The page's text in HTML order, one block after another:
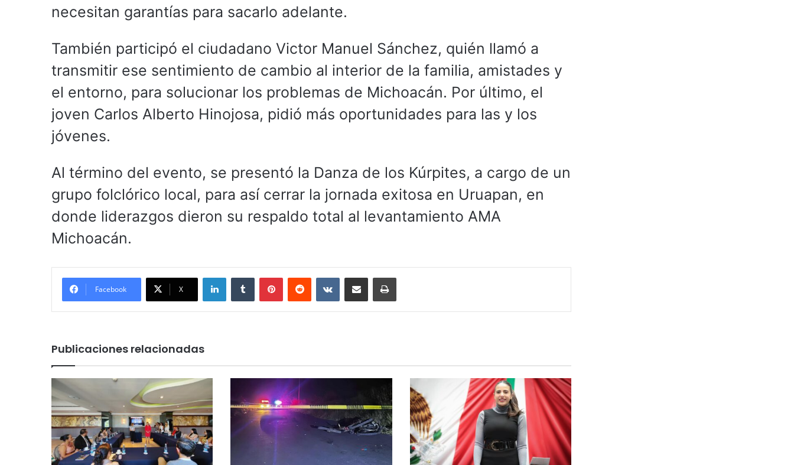
necesitan garantías para sacarlo adelante.
También participó el ciudadano Victor Manuel Sánchez, quién llamó a
transmitir ese sentimiento de cambio al interior de la familia, amistades y
el entorno, para solucionar los problemas de Michoacán. Por último, el
joven Carlos Alberto Hinojosa, pidió más oportunidades para las y los
jóvenes.
Al término del evento, se presentó la Danza de los Kúrpites, a cargo de un
grupo folclórico local, para así cerrar la jornada exitosa en Uruapan, en
donde liderazgos dieron su respaldo total al levantamiento AMA
Michoacán.
Facebook X
LinkedInTumblr PinterestReddit VKontakteCompartir por correo electrónicoImprimir
Publicaciones relacionadas